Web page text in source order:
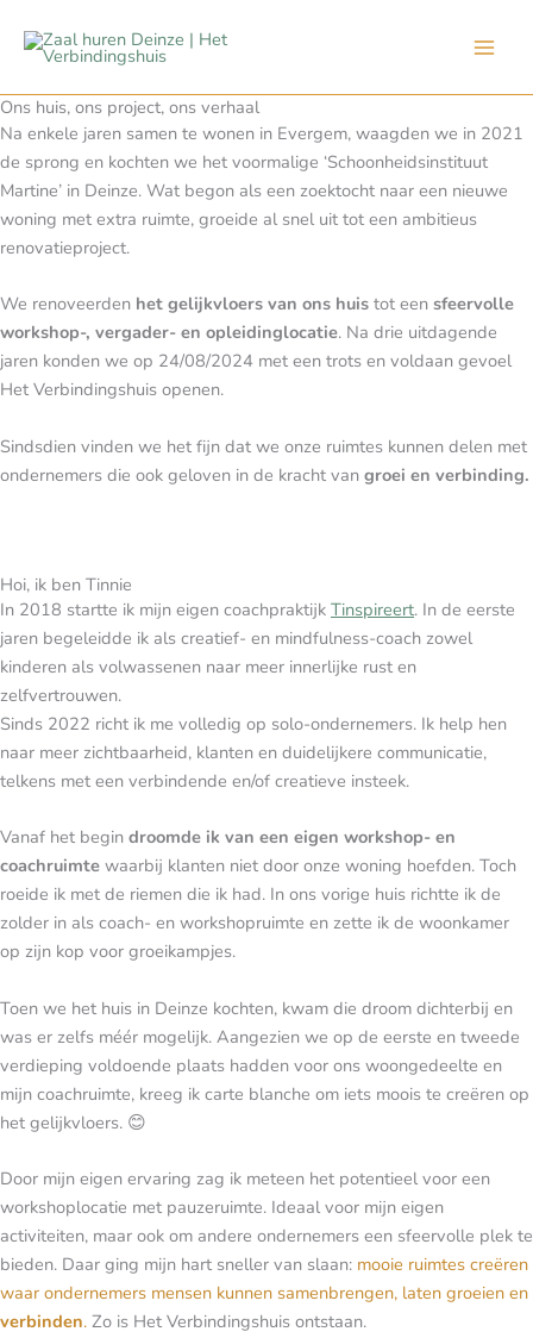
naar
inhoud
Ons huis, ons project, ons verhaal
Na enkele jaren samen te wonen in Evergem, waagden we in 2021
de sprong en kochten we het voormalige ‘Schoonheidsinstituut
Martine’ in Deinze. Wat begon als een zoektocht naar een nieuwe
woning met extra ruimte, groeide al snel uit tot een ambitieus
renovatieproject.
We renoveerden het gelijkvloers van ons huis tot een sfeervolle
workshop-, vergader- en opleidinglocatie. Na drie uitdagende
jaren konden we op 24/08/2024 met een trots en voldaan gevoel
Het Verbindingshuis openen.
Sindsdien vinden we het fijn dat we onze ruimtes kunnen delen met
ondernemers die ook geloven in de kracht van groei en verbinding.
Hoi, ik ben Tinnie
In 2018 startte ik mijn eigen coachpraktijk Tinspireert. In de eerste
jaren begeleidde ik als creatief- en mindfulness-coach zowel
kinderen als volwassenen naar meer innerlijke rust en
zelfvertrouwen.
Sinds 2022 richt ik me volledig op solo-ondernemers. Ik help hen
naar meer zichtbaarheid, klanten en duidelijkere communicatie,
telkens met een verbindende en/of creatieve insteek.
Vanaf het begin droomde ik van een eigen workshop- en
coachruimte waarbij klanten niet door onze woning hoefden. Toch
roeide ik met de riemen die ik had. In ons vorige huis richtte ik de
zolder in als coach- en workshopruimte en zette ik de woonkamer
op zijn kop voor groeikampjes.
Toen we het huis in Deinze kochten, kwam die droom dichterbij en
was er zelfs méér mogelijk. Aangezien we op de eerste en tweede
verdieping voldoende plaats hadden voor ons woongedeelte en
mijn coachruimte, kreeg ik carte blanche om iets moois te creëren op
het gelijkvloers. 😊
Door mijn eigen ervaring zag ik meteen het potentieel voor een
workshoplocatie met pauzeruimte. Ideaal voor mijn eigen
activiteiten, maar ook om andere ondernemers een sfeervolle plek te
bieden. Daar ging mijn hart sneller van slaan: mooie ruimtes creëren
waar ondernemers mensen kunnen samenbrengen, laten groeien en
verbinden. Zo is Het Verbindingshuis ontstaan.